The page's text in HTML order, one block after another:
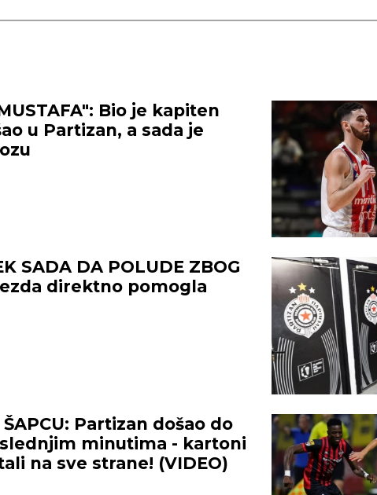
Bio je kapiten
u Partizan, a sada je
SADA DA POLUDE ZBOG
direktno pomogla
ŠAPCU: Partizan došao do
minutima - kartoni
na sve strane! (VIDEO)